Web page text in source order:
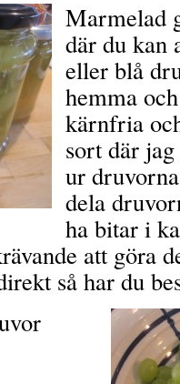
Marmelad
där du kan
eller blå
hemma
kärnfria
sort där
ur
dela
ha bitar i
att göra
så har du